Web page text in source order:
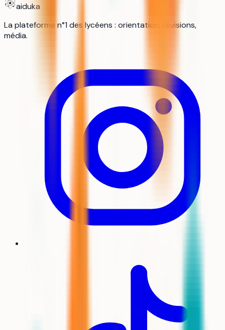
aiduka
La plateforme n°1 des lycéens : orientation, révisions,
média.